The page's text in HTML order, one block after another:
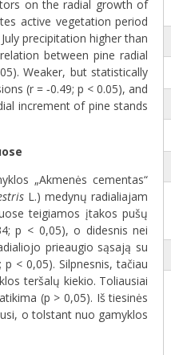
on the radial growth of
active vegetation period
precipitation higher than
between pine radial
Weaker, but statistically
(r = ‐0.49; p < 0.05), and
increment of pine stands
„Akmenės cementas“
L.) medynų radialiajam
teigiamos įtakos pušų
p < 0,05), o didesnis nei
prieaugio sąsają su
< 0,05). Silpnesnis, tačiau
teršalų kiekio. Toliausiai
(p > 0,05). Iš tiesinės
o tolstant nuo gamyklos